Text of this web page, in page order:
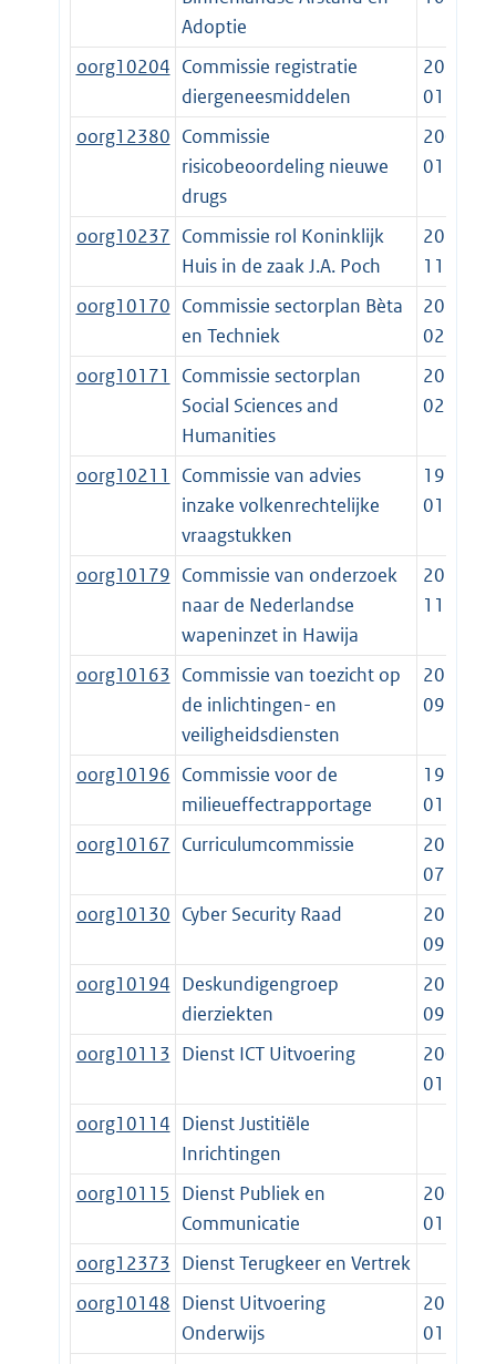
Adoptie
oorg10204 Commissie registratie
diergeneesmiddelen
2013-
01-01
oorg12380 Commissie
risicobeoordeling nieuwe
drugs
2003-
01-01
oorg10237 Commissie rol Koninklijk
Huis in de zaak J.A. Poch
2021-
11-17
oorg10170 Commissie sectorplan Bèta
en Techniek
2019-
02-23
oorg10171
Commissie sectorplan
Social Sciences and
Humanities
2019-
02-23
oorg10211
Commissie van advies
inzake volkenrechtelijke
vraagstukken
1998-
01-01
oorg10179 Commissie van onderzoek
naar de Nederlandse
wapeninzet in Hawija
2020-
11-27
oorg10163 Commissie van toezicht op
de inlichtingen- en
veiligheidsdiensten
2017-
09-01
oorg10196 Commissie voor de
milieueffectrapportage
1994-
01-01
oorg10167 Curriculumcommissie
2020-
07-28
oorg10130 Cyber Security Raad
2012-
09-04
oorg10194 Deskundigengroep
dierziekten
2013-
09-24
oorg10113 Dienst ICT Uitvoering
2005-
01-01
oorg10114 Dienst Justitiële
Inrichtingen
oorg10115 Dienst Publiek en
Communicatie
2006-
01-01
oorg12373 Dienst Terugkeer en Vertrek
oorg10148 Dienst Uitvoering
Onderwijs
2010-
01-01